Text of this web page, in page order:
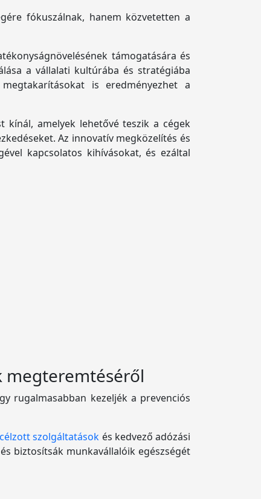
fókuszálnak, hanem közvetetten a
támogatására és
a vállalati kultúrába és stratégiába
is eredményezhet a
kínál, amelyek lehetővé teszik a cégek
Az innovatív megközelítés és
kapcsolatos kihívásokat, és ezáltal
megteremtéséről
rugalmasabban kezeljék a prevenciós
célzott szolgáltatások és kedvező adózási
biztosítsák munkavállalóik egészségét